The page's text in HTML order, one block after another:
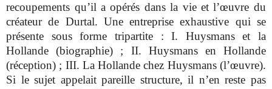
recoupements qu’il a opérés dans la vie et l’œuvre du
créateur de Durtal. Une entreprise exhaustive qui se
présente sous forme tripartite : I. Huysmans et la
Hollande (biographie) ; II. Huysmans en Hollande
(réception) ; III. La Hollande chez Huysmans (l’œuvre).
Si le sujet appelait pareille structure, il n’en reste pas